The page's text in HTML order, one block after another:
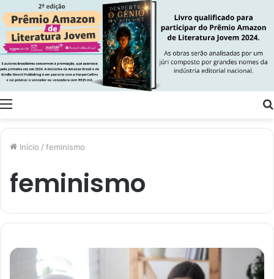
Menu
Início / feminismo
feminismo